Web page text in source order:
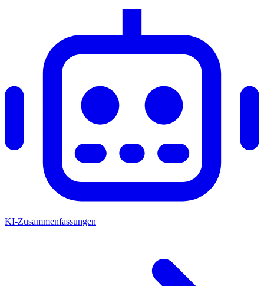
KI-Zusammenfassungen